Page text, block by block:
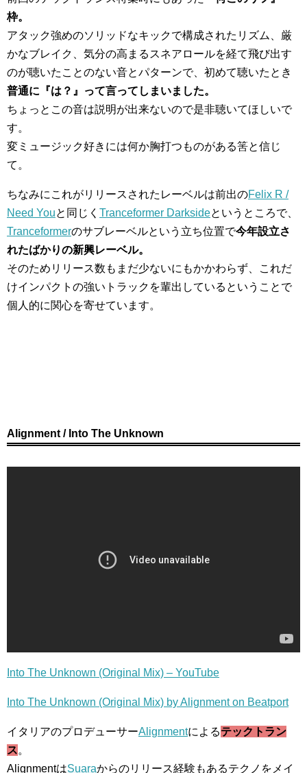
枠。
アタック強めのソリッドなキックで構成されたリズム、厳
かなブレイク、気分の高まるスネアロールを経て飛び出す
のが聴いたことのない音とパターンで、初めて聴いたとき
普通に『は？』って言ってしまいました。
ちょっとこの音は説明が出来ないので是非聴いてほしいで
す。
変ミュージック好きには何か胸打つものがある筈と信じ
て。
ちなみにこれがリリースされたレーベルは前出のFelix R /
Need Youと同じく Tranceformer Darksideというところで、
Tranceformerのサブレーベルという立ち位置で今年設立さ
れたばかりの新興レーベル。
そのためリリース数もまだ少ないにもかかわらず、これだ
けインパクトの強いトラックを輩出しているということで
個人的に関心を寄せています。
Alignment / Into The Unknown
Into The Unknown (Original Mix) – YouTube
Into The Unknown (Original Mix) by Alignment on Beatport
イタリアのプロデューサーAlignmentによるテックトラン
ス。
AlignmentはSuaraからのリリース経験もあるテクノをメイ